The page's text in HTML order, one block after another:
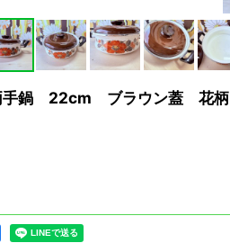
手鍋 22cm ブラウン蓋 花柄